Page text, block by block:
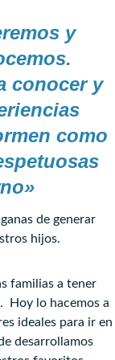
y
conocer y
como
de generar
hijos.
familias a tener
Hoy lo hacemos a
ideales para ir en
desarrollamos